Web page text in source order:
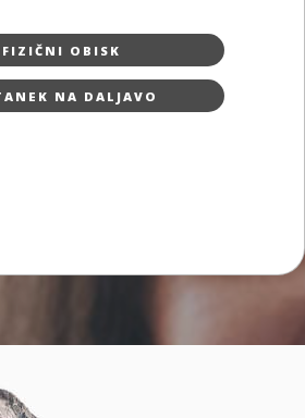
FIZIČNI OBISK
NA DALJAVO